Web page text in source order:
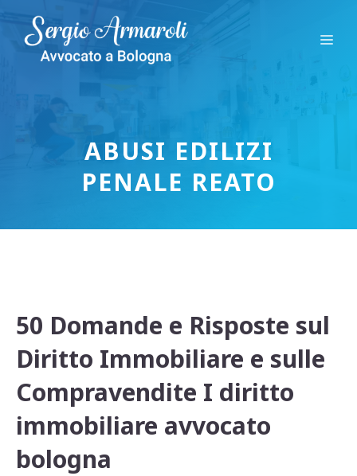
contenuto
ABUSI EDILIZI
PENALE REATO
50 Domande e Risposte sul
Diritto Immobiliare e sulle
Compravendite I diritto
immobiliare avvocato
bologna